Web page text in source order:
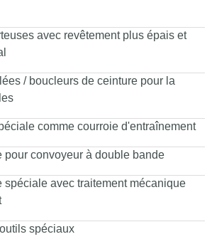
avec revêtement plus épais et
/ boucleurs de ceinture pour la
comme courroie d'entraînement
pour convoyeur à double bande
spéciale avec traitement mécanique
spéciaux